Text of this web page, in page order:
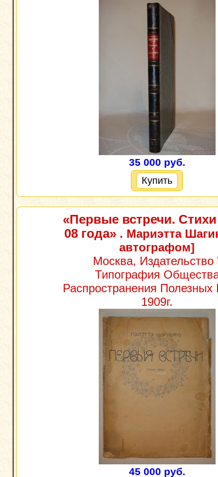
35 000 руб.
Купить
«Первые встречи. Стихи
08 года». Мариэтта
автографом]
Москва, Издательство
Типография
Распространения Полезных
1909г.
45 000 руб.